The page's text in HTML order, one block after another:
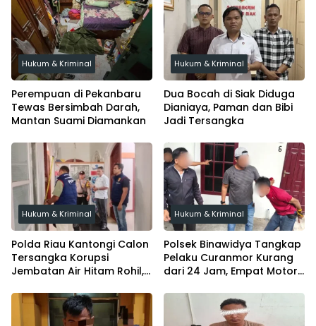
Hukum & Kriminal
Perempuan di Pekanbaru
Tewas Bersimbah Darah,
Mantan Suami Diamankan
Hukum & Kriminal
Dua Bocah di Siak Diduga
Dianiaya, Paman dan Bibi
Jadi Tersangka
Hukum & Kriminal
Polda Riau Kantongi Calon
Tersangka Korupsi
Jembatan Air Hitam Rohil,
Hukum & Kriminal
Polsek Binawidya Tangkap
Pelaku Curanmor Kurang
dari 24 Jam, Empat Motor